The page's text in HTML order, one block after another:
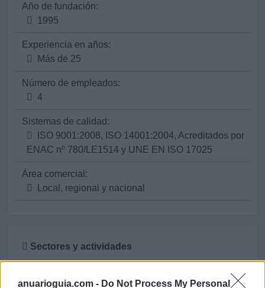
anuarioguia.com - Do Not Process My Personal
Año de fundación:
1995
Experiencia en años:
Más de 25
Número de empleados:
4
Sistemas de calidad:
ISO 9001:2008, ISO 14001:2004, Acreditados por
ENAC nº 780/LE1514 y UNE EN ISO 17025
Área comercial:
Local, regional y nacional
Sectores y actividades
Medio Ambiente - Depuración de Aguas,
Equipamiento, Limpieza, Maquinaria y Servicios: